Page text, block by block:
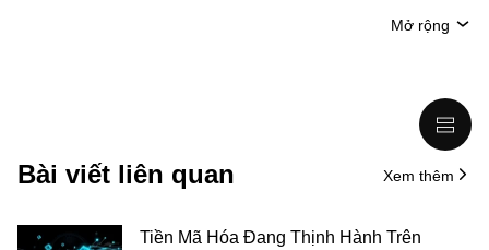
lời khuyên hoặc khuyến nghị đầu tư; (ii) đề nghị hoặc chào
sản kỹ thuật số/crypto, bao gồm cả stablecoin, có mức độ
rủi ro cao và có thể biến động mạnh. Bạn nên cân nhắc kỹ
xem việc giao dịch hoặc nắm giữ crypto/tài sản kỹ thuật số
có phù hợp với bạn hay không, dựa trên tình hình tài chính
lý/thuế/đầu tư để được giải đáp câu hỏi về tình hình cụ thể
Mở rộng
Bài viết liên quan Xem thêm
Tiền Mã Hóa Đang Thịnh Hành Trên